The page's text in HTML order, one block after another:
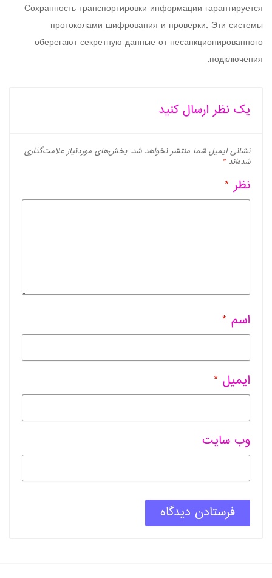
Сохранность транспортировки информации гарантируется
протоколами шифрования и проверки. Эти системы
оберегают секретную данные от несанкционированного
подключения.
یک نظر ارسال کنید
نشانی ایمیل شما منتشر نخواهد شد. بخش‌های موردنیاز علامت‌گذاری
شده‌اند*
نظر *
اسم *
ایمیل *
وب سایت